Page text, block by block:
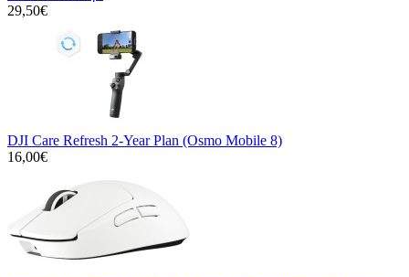
29,50€
DJI Care Refresh 2-Year Plan (Osmo Mobile 8)
16,00€